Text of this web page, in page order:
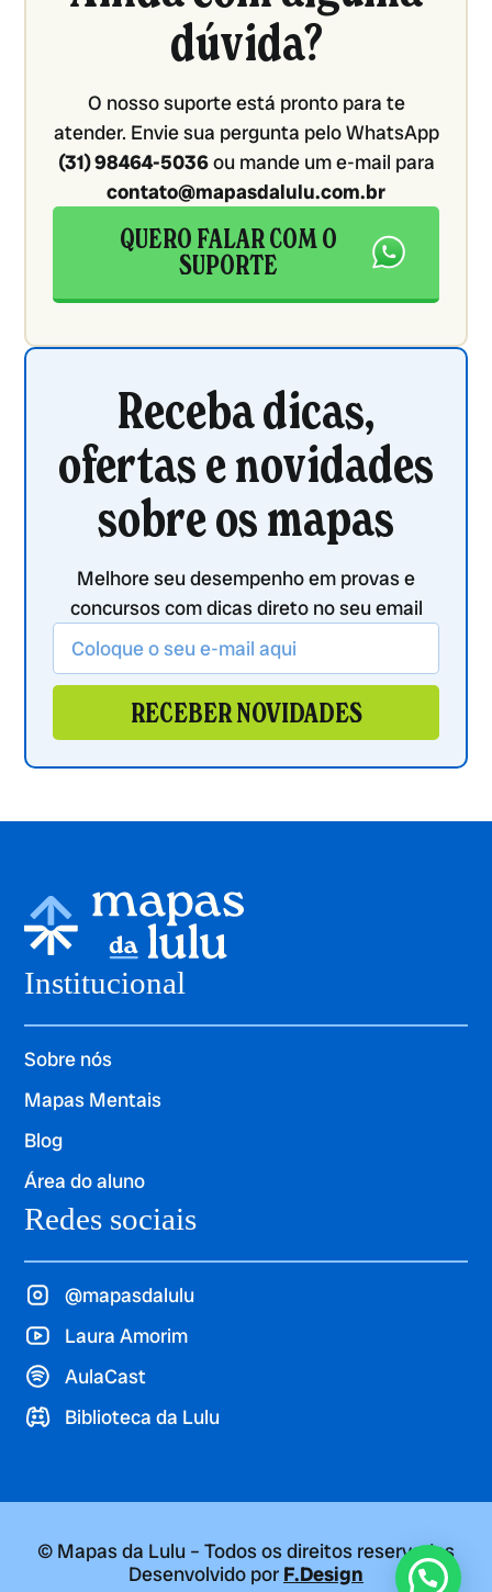
dúvida?
O nosso suporte está pronto para te
atender. Envie sua pergunta pelo WhatsApp
(31) 98464-5036ou mande um e-mail para
contato@mapasdalulu.com.br
QUERO FALAR COM O
SUPORTE
Receba dicas,
ofertas e novidades
sobre os mapas
Melhore seu desempenho em provas e
concursos com dicas direto no seu email
RECEBER NOVIDADES
Institucional
Sobre nós
Mapas Mentais
Blog
Área do aluno
Redes sociais
@mapasdalulu
Laura Amorim
AulaCast
Biblioteca da Lulu
© Mapas da Lulu – Todos os direitos reservados
Desenvolvido por F.Design